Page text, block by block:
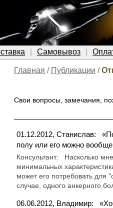
Самовывоз
Главная / Публикации /
Свои вопросы, замечания,
01.12.2012, Станислав:
полу или его можно
Консультант:
Насколько
минимальных
может его потребовать для
случае, одного анкерного
06.06.2012, Владимир: